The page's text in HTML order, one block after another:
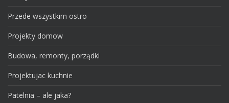
Przede wszystkim ostro
Projekty domow
Budowa, remonty, porządki
Projektujac kuchnie
Patelnia – ale jaka?